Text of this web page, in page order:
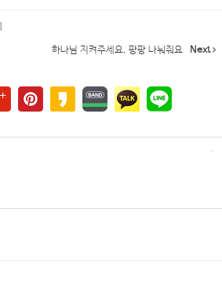
하나님 지켜주세요, 팡팡 나눠줘요 Next